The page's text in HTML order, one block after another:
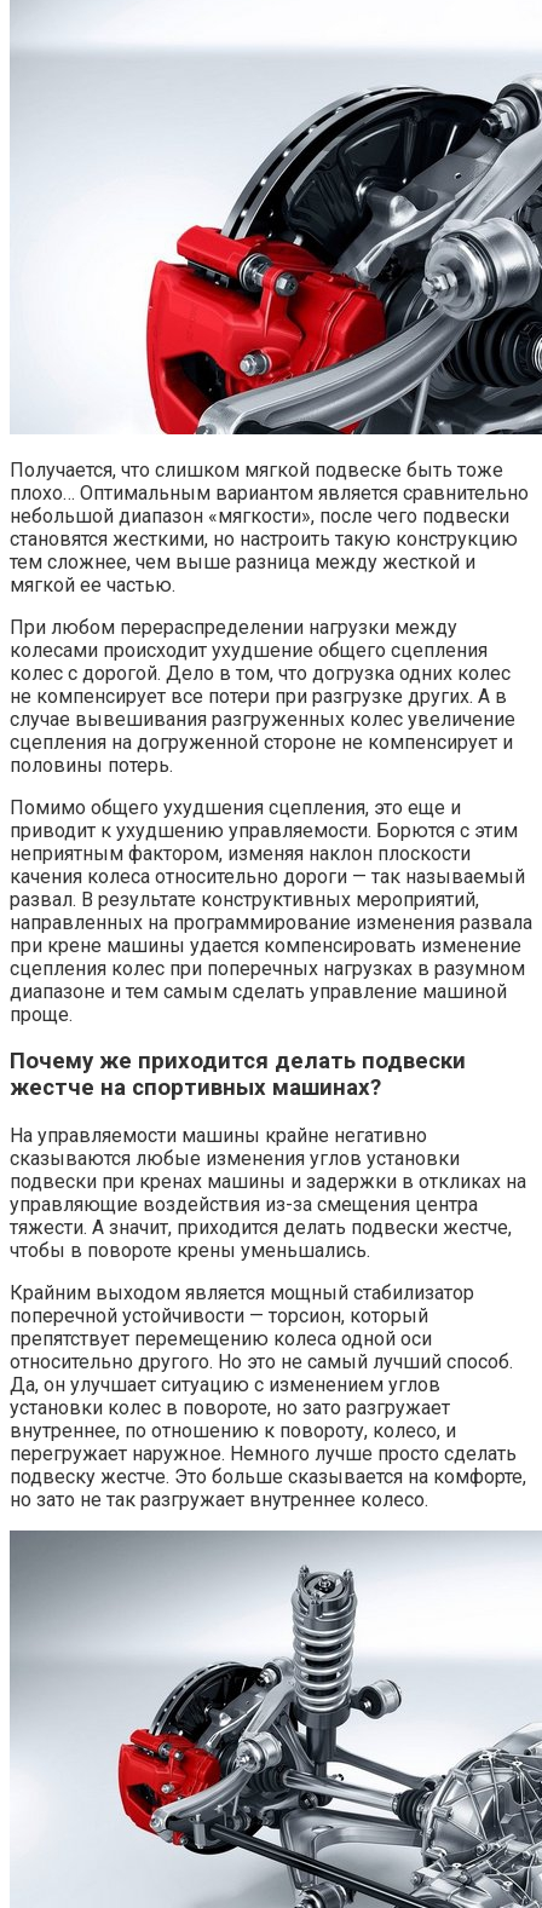
Получается, что слишком мягкой подвеске быть тоже
плохо… Оптимальным вариантом является сравнительно
небольшой диапазон «мягкости», после чего подвески
становятся жесткими, но настроить такую конструкцию
тем сложнее, чем выше разница между жесткой и
мягкой ее частью.
При любом перераспределении нагрузки между
колесами происходит ухудшение общего сцепления
колес с дорогой. Дело в том, что догрузка одних колес
не компенсирует все потери при разгрузке других. А в
случае вывешивания разгруженных колес увеличение
сцепления на догруженной стороне не компенсирует и
половины потерь.
Помимо общего ухудшения сцепления, это еще и
приводит к ухудшению управляемости. Борются с этим
неприятным фактором, изменяя наклон плоскости
качения колеса относительно дороги — так называемый
развал. В результате конструктивных мероприятий,
направленных на программирование изменения развала
при крене машины удается компенсировать изменение
сцепления колес при поперечных нагрузках в разумном
диапазоне и тем самым сделать управление машиной
проще.
Почему же приходится делать подвески
жестче на спортивных машинах?
На управляемости машины крайне негативно
сказываются любые изменения углов установки
подвески при кренах машины и задержки в откликах на
управляющие воздействия из-за смещения центра
тяжести. А значит, приходится делать подвески жестче,
чтобы в повороте крены уменьшались.
Крайним выходом является мощный стабилизатор
поперечной устойчивости — торсион, который
препятствует перемещению колеса одной оси
относительно другого. Но это не самый лучший способ.
Да, он улучшает ситуацию с изменением углов
установки колес в повороте, но зато разгружает
внутреннее, по отношению к повороту, колесо, и
перегружает наружное. Немного лучше просто сделать
подвеску жестче. Это больше сказывается на комфорте,
но зато не так разгружает внутреннее колесо.